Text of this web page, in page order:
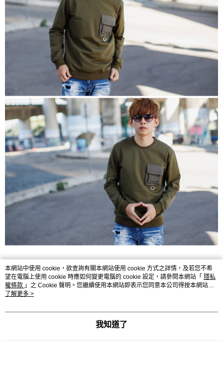
本網站中使用 cookie，欲查詢有關本網站使用 cookie 方式之詳情，及若您不希
望在電腦上使用 cookie 時應如何變更電腦的 cookie 設定，請參閱本網站「 隱私
權條款 」之 Cookie 聲明。您繼續使用本網站即表示您同意本公司得按本網站使
用條款之 Cookie 聲明使用 cookie。
了解更多 >
我知道了